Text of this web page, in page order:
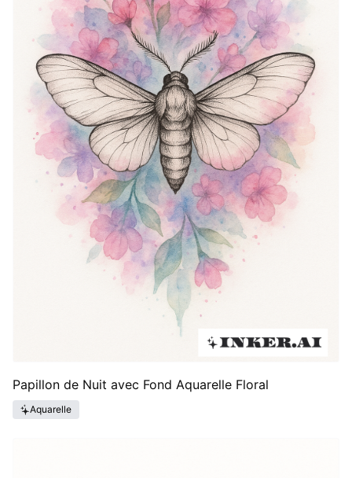
Papillon de Nuit avec Fond Aquarelle Floral
Aquarelle